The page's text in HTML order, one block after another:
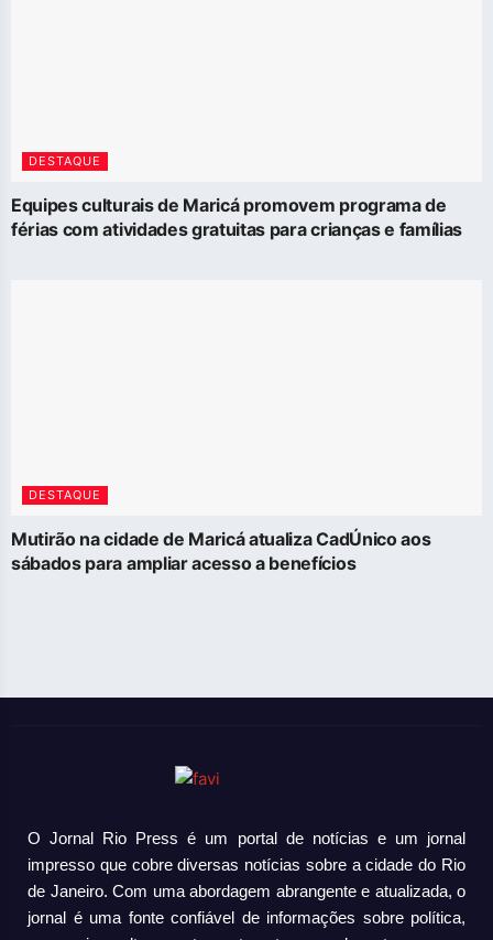
DESTAQUE
Equipes culturais de Maricá promovem programa de
férias com atividades gratuitas para crianças e famílias
DESTAQUE
Mutirão na cidade de Maricá atualiza CadÚnico aos
sábados para ampliar acesso a benefícios
O Jornal Rio Press é um portal de notícias e um jornal
impresso que cobre diversas notícias sobre a cidade do Rio
de Janeiro. Com uma abordagem abrangente e atualizada, o
jornal é uma fonte confiável de informações sobre política,